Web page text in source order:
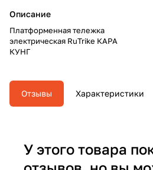
Описание
Платформенная тележка
электрическая RuTrike КАРА
КУНГ
Отзывы Характеристики
У этого товара